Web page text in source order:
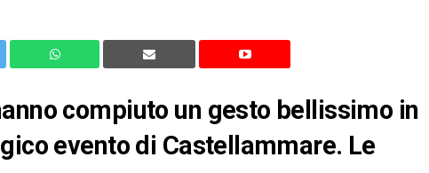
compiuto un gesto bellissimo in
evento di Castellammare. Le